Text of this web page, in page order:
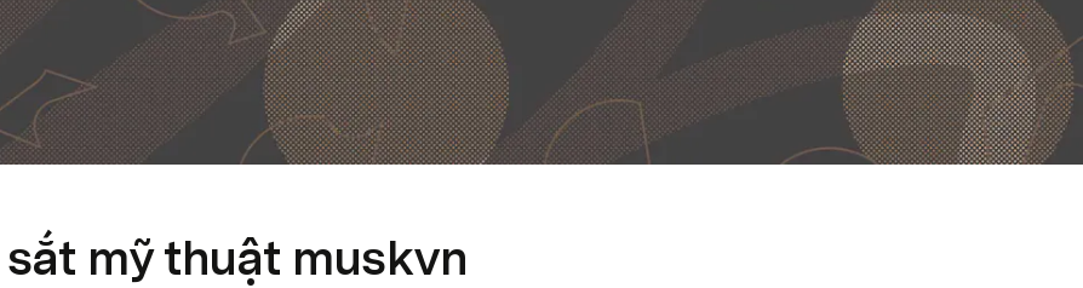
mỹ thuật muskvn